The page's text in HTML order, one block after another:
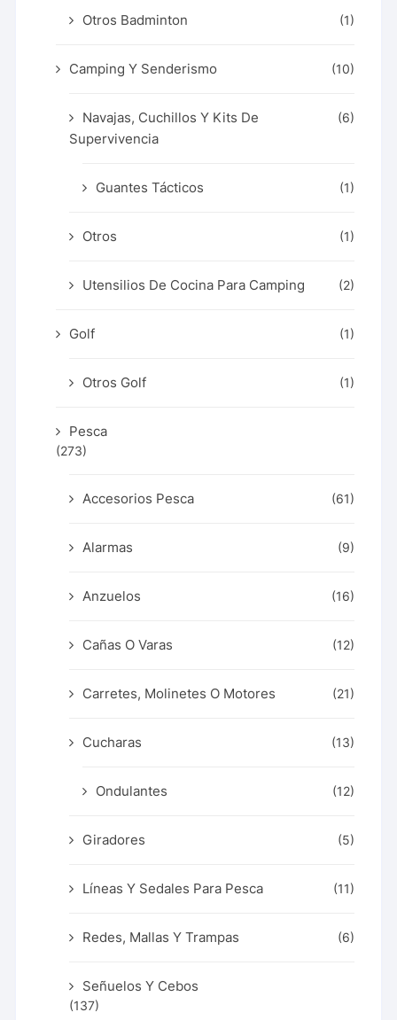
Otros Badminton (1)
Camping Y Senderismo (10)
Navajas, Cuchillos Y Kits De
Supervivencia
(6)
Guantes Tácticos (1)
Otros (1)
Utensilios De Cocina Para Camping (2)
Golf (1)
Otros Golf (1)
Pesca
(273)
Accesorios Pesca (61)
Alarmas (9)
Anzuelos (16)
Cañas O Varas (12)
Carretes, Molinetes O Motores (21)
Cucharas (13)
Ondulantes (12)
Giradores (5)
Líneas Y Sedales Para Pesca (11)
Redes, Mallas Y Trampas (6)
Señuelos Y Cebos
(137)